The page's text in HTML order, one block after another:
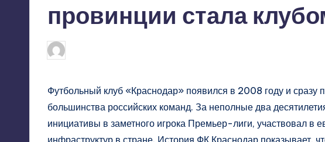
провинции стала
Запись
от
Футбольный клуб «Краснодар» появился в 2008 году и сразу
большинства российских команд. За неполные два
инициативы в заметного игрока Премьер-лиги, участвовал в
инфраструктур в стране. История ФК Краснодар показывает,